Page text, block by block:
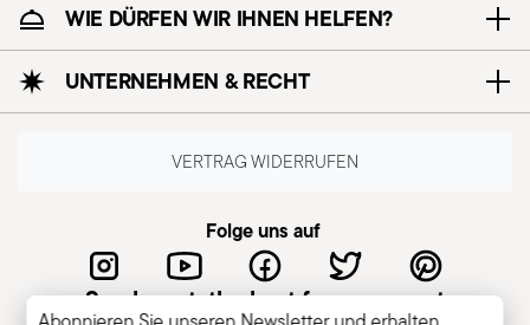
WIE DÜRFEN WIR IHNEN HELFEN?
UNTERNEHMEN & RECHT
VERTRAG WIDERRUFEN
Folge uns auf
Sambonet, the best for you guest